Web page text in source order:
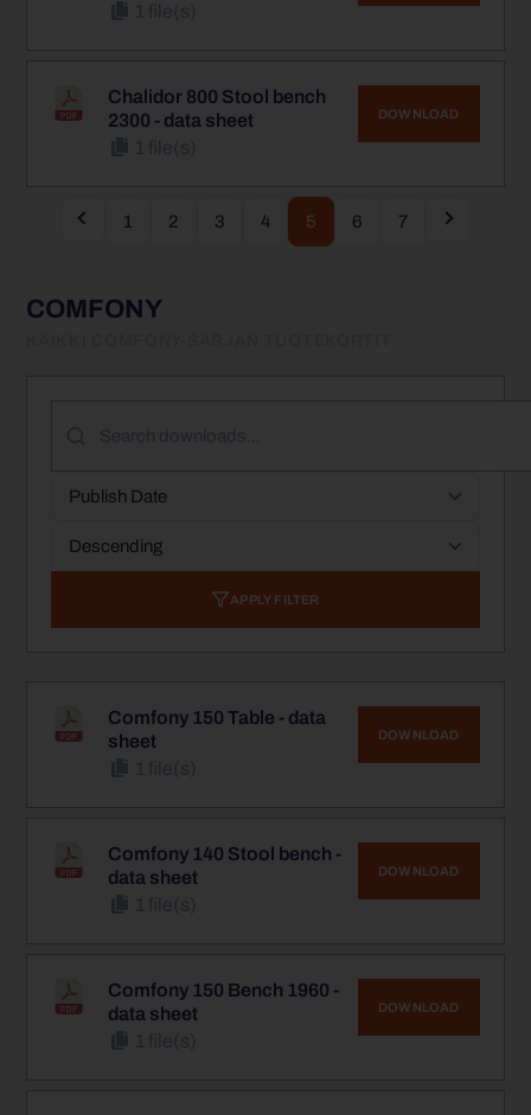
Chalidor 800 Stool bench
2300 - data sheet
DOWNLOAD
1 2 3 4 5 6 7
COMFONY
APPLY FILTER
Comfony 150 Table - data
sheet
DOWNLOAD
Comfony 140 Stool bench -
data sheet
DOWNLOAD
Comfony 150 Bench 1960 -
data sheet
DOWNLOAD